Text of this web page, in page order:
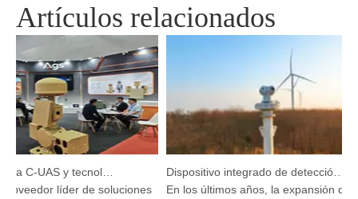
Artículos relacionados
Argustec destaca C-UAS y tecnología térmica de vanguardia en KL
líder de soluciones
Dispositivo integrado de detección y seguimiento HP-PRS: una visión panorámica para la protección de las aves
En los últimos años, la expansión de los